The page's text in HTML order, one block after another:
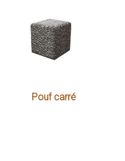
Pouf carré